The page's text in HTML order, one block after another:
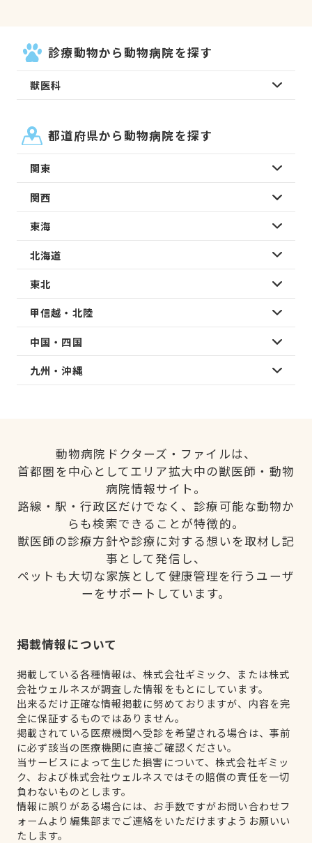
診療動物から動物病院を探す
獣医科
都道府県から動物病院を探す
関東
関西
東海
北海道
東北
甲信越・北陸
中国・四国
九州・沖縄
動物病院ドクターズ・ファイルは、
首都圏を中心としてエリア拡大中の獣医師・動物
病院情報サイト。
路線・駅・行政区だけでなく、診療可能な動物か
らも検索できることが特徴的。
獣医師の診療方針や診療に対する想いを取材し記
事として発信し、
ペットも大切な家族として健康管理を行うユーザ
ーをサポートしています。
掲載情報について
掲載している各種情報は、株式会社ギミック、または株式
会社ウェルネスが調査した情報をもとにしています。
出来るだけ正確な情報掲載に努めておりますが、内容を完
全に保証するものではありません。
掲載されている医療機関へ受診を希望される場合は、事前
に必ず該当の医療機関に直接ご確認ください。
当サービスによって生じた損害について、株式会社ギミッ
ク、および株式会社ウェルネスではその賠償の責任を一切
負わないものとします。
情報に誤りがある場合には、お手数ですがお問い合わせフ
ォームより編集部までご連絡をいただけますようお願いい
たします。